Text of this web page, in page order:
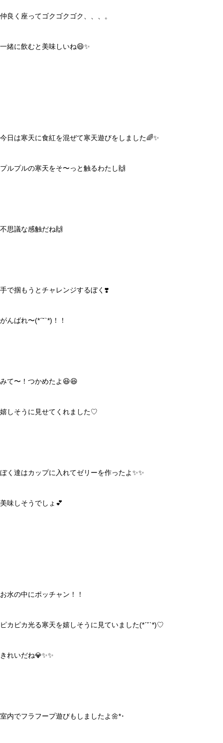
仲良く座ってゴクゴクゴク、、、。
一緒に飲むと美味しいね😄✨️
今日は寒天に食紅を混ぜて寒天遊びをしました🌈✨
プルプルの寒天をそ〜っと触るわたし🙌
不思議な感触だね🙌
手で掴もうとチャレンジするぼく❣️
がんばれ〜(*ˊ˘ˋ*)！！
みて〜！つかめたよ😆😆
嬉しそうに見せてくれました♡
ぼく達はカップに入れてゼリーを作ったよ✨️✨️
美味しそうでしょ💕
お水の中にポッチャン！！
ピカピカ光る寒天を嬉しそうに見ていました(*ˊ˘ˋ*)♡
きれいだね💎✨✨
室内でフラフープ遊びもしましたよ🌼*･